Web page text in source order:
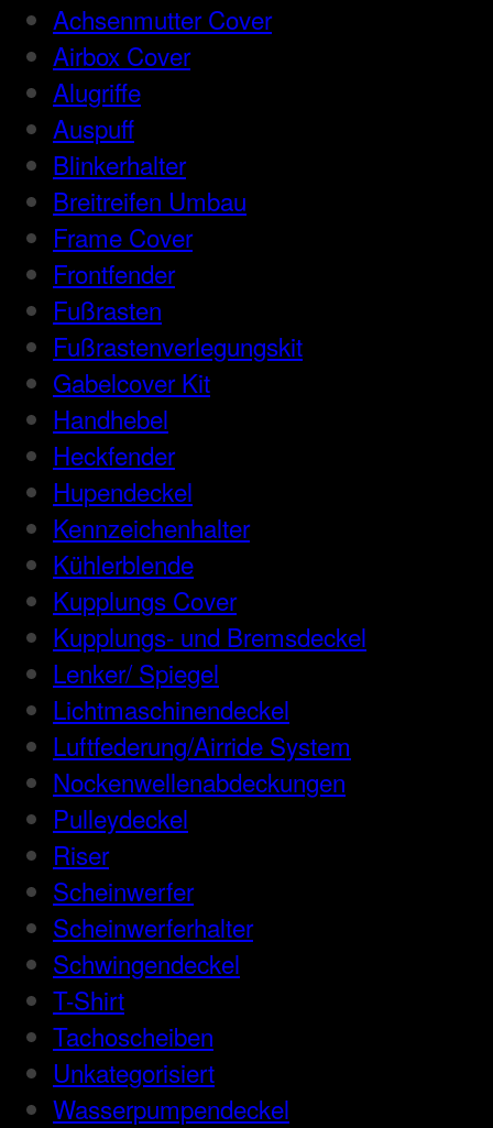
Achsenmutter Cover
Airbox Cover
Alugriffe
Auspuff
Blinkerhalter
Breitreifen Umbau
Frame Cover
Frontfender
Fußrasten
Fußrastenverlegungskit
Gabelcover Kit
Handhebel
Heckfender
Hupendeckel
Kennzeichenhalter
Kühlerblende
Kupplungs Cover
Kupplungs- und Bremsdeckel
Lenker/ Spiegel
Lichtmaschinendeckel
Luftfederung/Airride System
Nockenwellenabdeckungen
Pulleydeckel
Riser
Scheinwerfer
Scheinwerferhalter
Schwingendeckel
T-Shirt
Tachoscheiben
Unkategorisiert
Wasserpumpendeckel